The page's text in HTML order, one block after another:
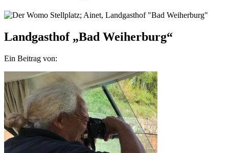
Landgasthof „Bad Weiherburg“
Ein Beitrag von: